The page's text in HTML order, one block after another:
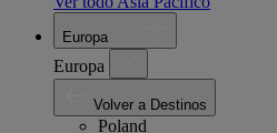
Europa
Europa
Volver a Destinos
Poland